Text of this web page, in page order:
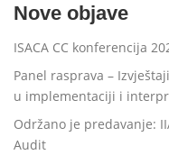
Nove objave
ISACA CC konferencija
Panel rasprava –
u implementaciji i
Održano je predavanje:
Audit